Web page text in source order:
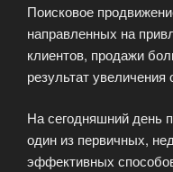
и
их
Поисковое
направленных на
клиентов, продажи
результат
На сегодняшний день
один из первичных,
эффективных